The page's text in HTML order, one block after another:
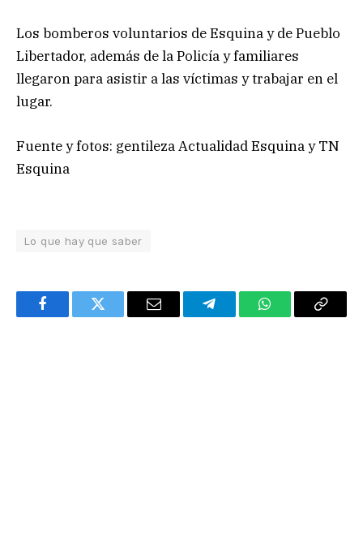
Los bomberos voluntarios de Esquina y de Pueblo
Libertador, además de la Policía y familiares
llegaron para asistir a las víctimas y trabajar en el
lugar.
Fuente y fotos: gentileza Actualidad Esquina y TN
Esquina
Lo que hay que saber
FacebookTwitter Email TelegramWhatsAppCopy